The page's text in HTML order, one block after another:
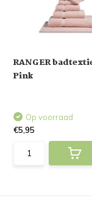
RANGER
Pink
Op voorraad
€5,95